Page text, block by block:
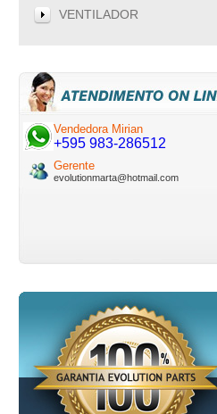
VENTILADOR
Vendedora Mirian
+595 983-286512
Gerente
evolutionmarta@hotmail.com